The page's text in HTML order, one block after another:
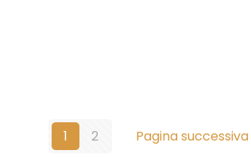
1 2 Pagina successiva